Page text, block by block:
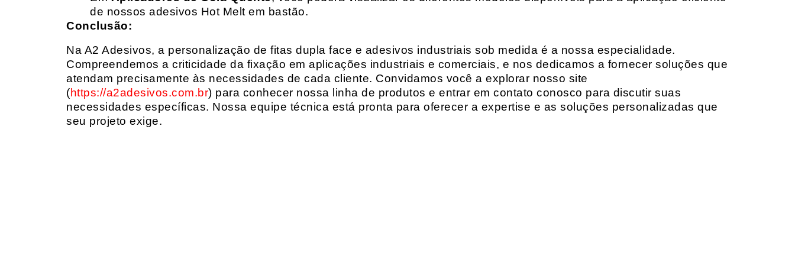
de nossos adesivos Hot Melt em bastão.
Conclusão:
Na A2 Adesivos, a personalização de fitas dupla face e adesivos industriais sob medida é a nossa especialidade.
Compreendemos a criticidade da fixação em aplicações industriais e comerciais, e nos dedicamos a fornecer soluções que
atendam precisamente às necessidades de cada cliente. Convidamos você a explorar nosso site
(https://a2adesivos.com.br) para conhecer nossa linha de produtos e entrar em contato conosco para discutir suas
necessidades específicas. Nossa equipe técnica está pronta para oferecer a expertise e as soluções personalizadas que
seu projeto exige.